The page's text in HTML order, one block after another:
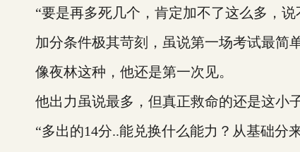
“要是再多死几个，肯定加不了这么多，说
加分条件极其苛刻，虽说第一场考试最简单
像夜林这种，他还是第一次见。
他出力虽说最多，但真正救命的还是这小
“多出的14分..能兑换什么能力？从基础分